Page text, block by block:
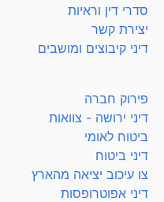
סדרי דין וראיות
יצירת קשר
דיני קיבוצים ומושבים
פירוק חברה
דיני ירושה - צוואות
ביטוח לאומי
דיני ביטוח
צו עיכוב יציאה מהארץ
דיני אפוטרופסות